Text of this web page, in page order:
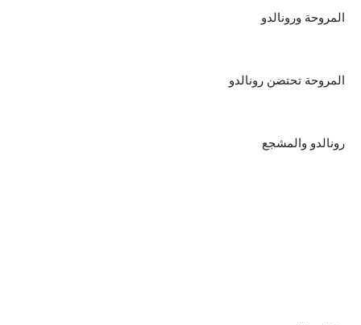
المروحة ورونالدو
المروحة تحتضن رونالدو
رونالدو والمشجع